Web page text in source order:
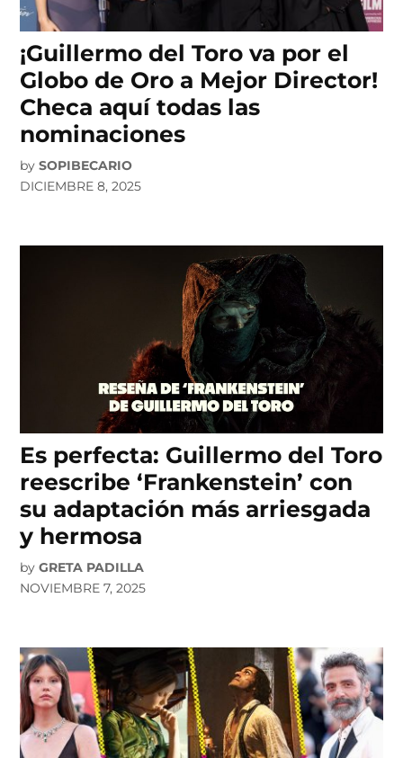
¡Guillermo del Toro va por el
Globo de Oro a Mejor Director!
Checa aquí todas las
nominaciones
by SOPIBECARIO
DICIEMBRE 8, 2025
Es perfecta: Guillermo del Toro
reescribe ‘Frankenstein’ con
su adaptación más arriesgada
y hermosa
by GRETA PADILLA
NOVIEMBRE 7, 2025